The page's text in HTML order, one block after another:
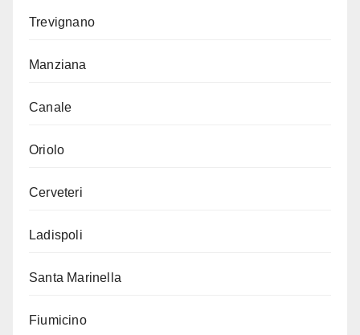
Trevignano
Manziana
Canale
Oriolo
Cerveteri
Ladispoli
Santa Marinella
Fiumicino